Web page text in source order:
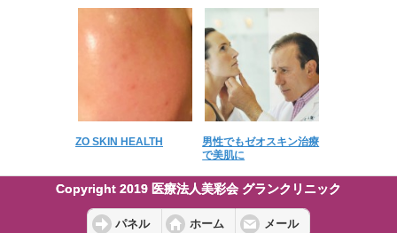
ZO SKIN HEALTH
男性でもゼオスキン治療
で美肌に
Copyright 2019 医療法人美彩会 グランクリニック
パネル ホーム メール